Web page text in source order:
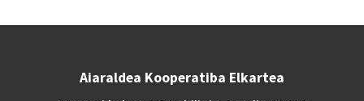
Aiaraldea Kooperatiba Elkartea